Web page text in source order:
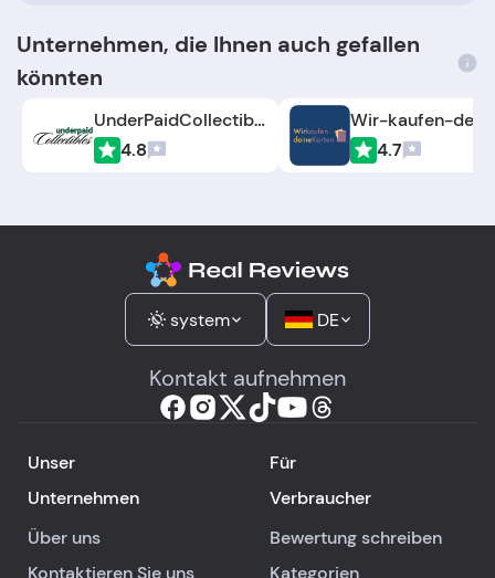
Unternehmen, die Ihnen auch gefallen
könnten
UnderPaidCollectibles.com
4.8
4.7
system DE
Kontakt aufnehmen
Unser
Unternehmen
Über uns
Für
Verbraucher
Bewertung schreiben